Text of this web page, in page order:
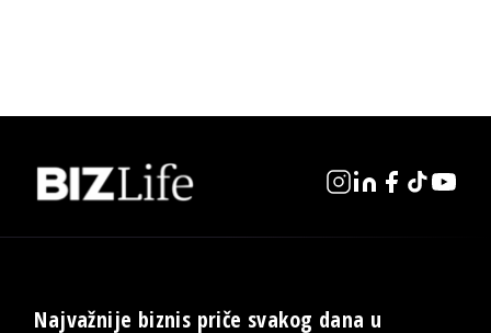
Najvažnije biznis priče svakog dana u